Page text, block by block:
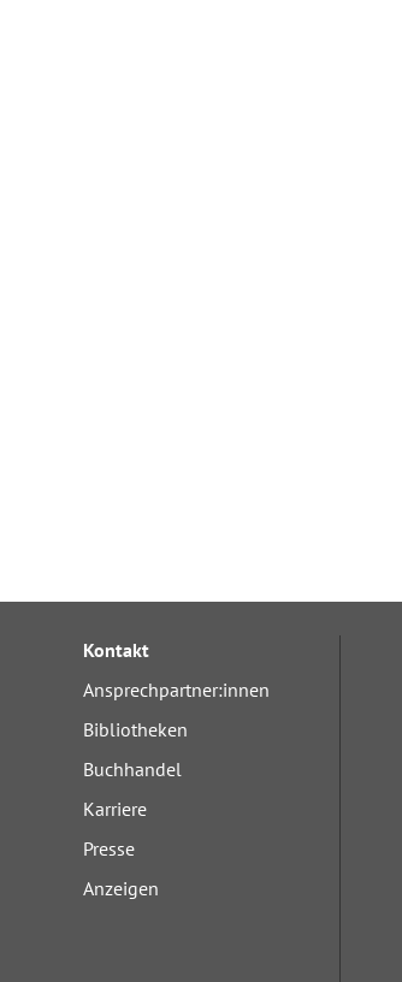
Kontakt
Ansprechpartner:innen
Bibliotheken
Buchhandel
Karriere
Presse
Anzeigen